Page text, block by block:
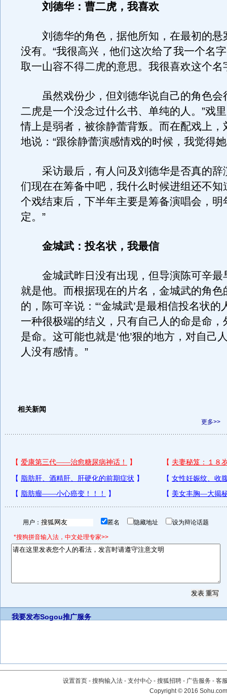
刘德华：曹二虎，我喜欢
刘德华的角色，据他所知，在最初的悬
没有。“我很高兴，他们这次给了我一个名
取一山容不得二虎的意思。我很喜欢这个名
虽然戏份少，但刘德华说自己的角色会
二虎是一个没念过什么书、单纯的人。”戏
情上是弱者，被徐静蕾背叛。而在配戏上，
地说：“跟徐静蕾演感情戏的时候，我觉得
采访最后，有人问及刘德华是否真的辞
们现在在筹备中吧，我什么时候进组还不知
个戏结束后，下半年主要是筹备演唱会，明
定。”
金城武：投名状，我最信
金城武昨日没有出现，但导演陈可辛最
就是他。而根据现在的片名，金城武的角色
的，陈可辛说：“‘金城武’是最相信投名状的
一种很极端的结义，只有自己人的命是命，
是命。这可能也就是‘他’狠的地方，对自己
人没有感情。”
相关新闻
更多>>
用户： 匿名 隐藏地址 设为辩论话题
*搜狗拼音输入法，中文处理专家>>
我要发布Sogou推广服务
设置首页 - 搜狗输入法 - 支付中心 - 搜狐招聘 - 广告服务 - 客
Copyright©2016